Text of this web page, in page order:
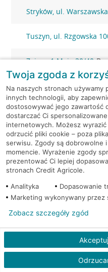
Stryków, ul.
Tuszyn, ul. Rzgowska
Zgierz, 1 Maja 30/40
Zgierz, 3-go maja 5a
Zgierz, 3 Maja 4
Zgierz, 3 Maja 4
Zgierz, Armii Krajowej 2
Zgierz, Tuwima 20
Zgierz, ul. 3 Maja 4
Zgierz, ul. 3 Maja 4
Zgierz, ul. Armii
Twoja zgoda z
Na naszych stronach
innych technologii, aby
dostosowywać jego zawartość
dostarczać Ci
internetowych. Możesz
odrzucić pliki cookie – poza
serwisu. Zgody są dobrowolne
momencie. Wyrażenie zgody
prezentować Ci lepiej
stronach Credit Agricole.
Analityka
Dopasowanie
Marketing wykonywany przez
Zobacz szczegóły zgód